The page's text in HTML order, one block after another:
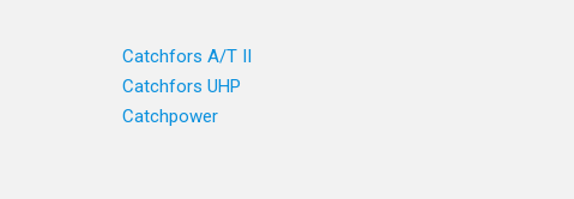
Catchfors A/T II
Catchfors UHP
Catchpower